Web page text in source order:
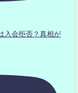
会拒否？真相が